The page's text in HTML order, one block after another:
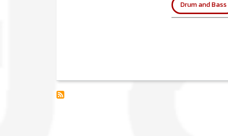
Drum and Bass